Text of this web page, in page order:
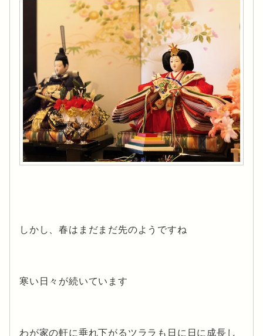
しかし、春はまだまだ先のようですね
寒い日々が続いています
わが家の軒に垂れ下がるツララも日に日に成長し